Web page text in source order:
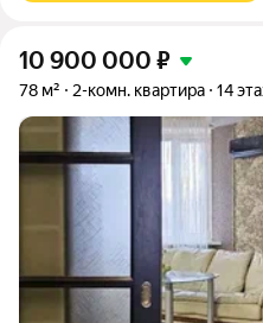
10 900 000 ₽
78 м² 2-комн. квартира 14